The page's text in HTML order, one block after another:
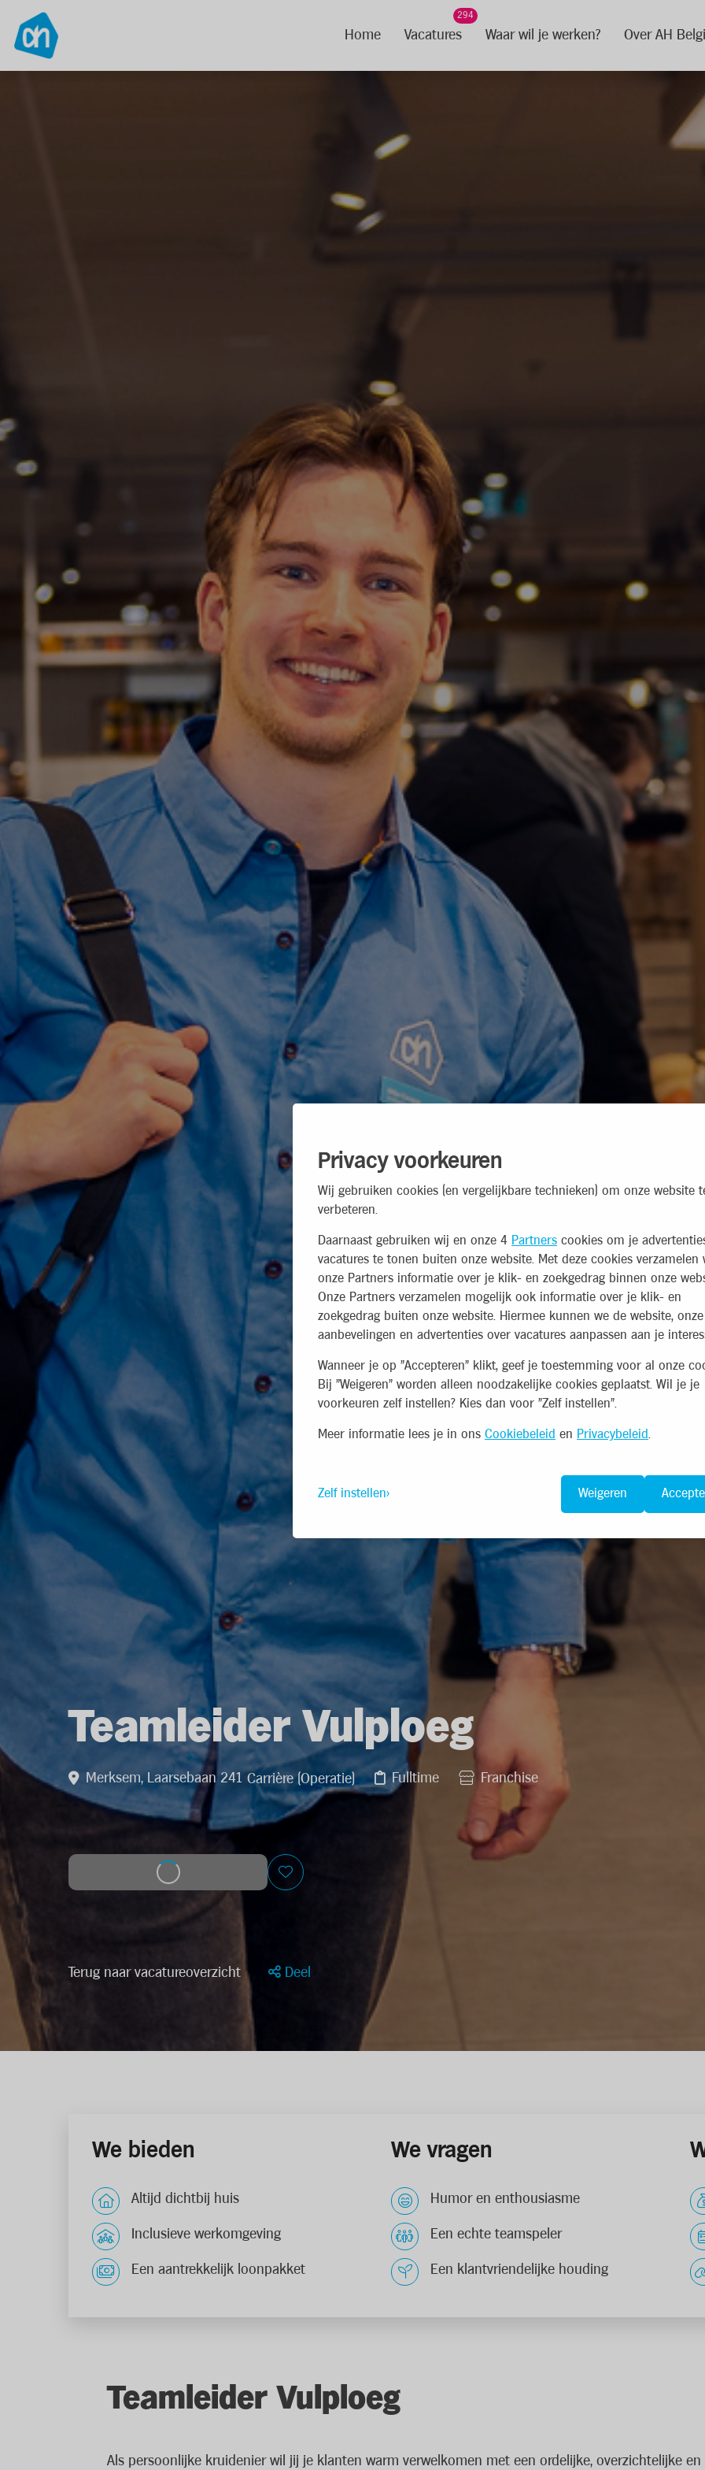
Privacy voorkeuren
Wij gebruiken cookies (en vergelijkbare technieken) om onze website
verbeteren.
Daarnaast gebruiken wij en onze 4 Partners cookies om je
vacatures te tonen buiten onze website. Met deze cookies verzamelen
onze Partners informatie over je klik- en zoekgedrag binnen onze
Onze Partners verzamelen mogelijk ook informatie over je klik- en
zoekgedrag buiten onze website. Hiermee kunnen we de website, onze
aanbevelingen en advertenties over vacatures aanpassen aan je
Wanneer je op "Accepteren" klikt, geef je toestemming voor al onze
Bij "Weigeren" worden alleen noodzakelijke cookies geplaatst. Wil je je
voorkeuren zelf instellen? Kies dan voor "Zelf instellen".
Meer informatie lees je in ons Cookiebeleid en Privacybeleid
Zelf instellen Weigeren
Home Vacatures
294
Waar wil je werken? Over AH
Teamleider Vulploeg
Merksem, Laarsebaan 241 Carrière (Operatie) Fulltime Franchise
Solliciteer op deze job
Terug naar vacatureoverzicht Deel
We bieden
Altijd dichtbij huis
Inclusieve werkomgeving
Een aantrekkelijk loonpakket
We vragen
Humor en enthousiasme
Een echte teamspeler
Een klantvriendelijke houding
Teamleider Vulploeg
Als persoonlijke kruidenier wil jij je klanten warm verwelkomen met een ordelijke, overzichtelijke